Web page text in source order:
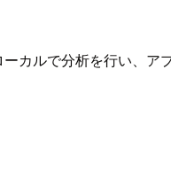
カルで分析を行い、